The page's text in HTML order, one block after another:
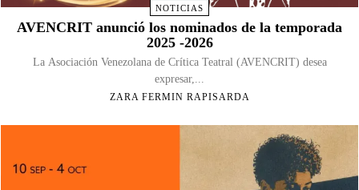
NOTICIAS
AVENCRIT anunció los nominados de la temporada
2025 -2026
La Asociación Venezolana de Crítica Teatral (AVENCRIT) desea
expresar,...
ZARA FERMIN RAPISARDA